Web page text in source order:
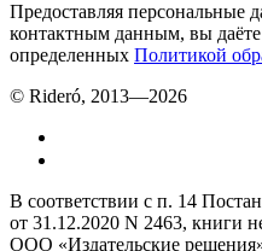
Предоставляя персональные
контактным данным, вы даёте
определенных Политикой
© Rideró, 2013—2026
В соответствии с п. 14
от 31.12.2020 N 2463, книги
ООО «Издательские